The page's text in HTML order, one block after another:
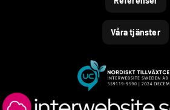
Våra tjänster